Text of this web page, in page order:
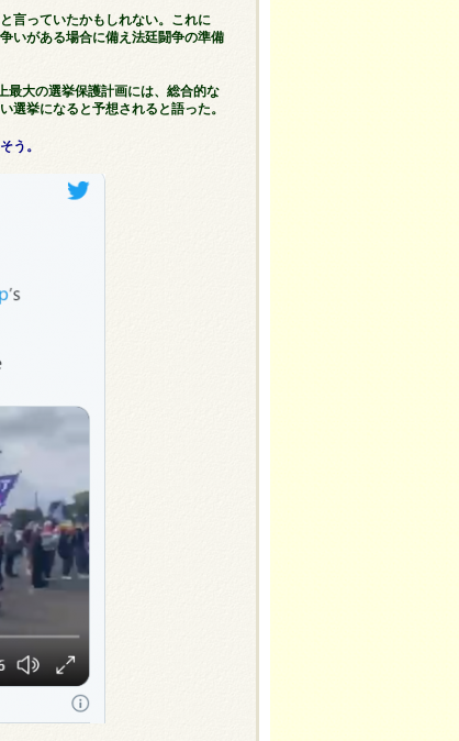
言っていたかもしれない。これに
いがある場合に備え法廷闘争の準備
最大の選挙保護計画には、総合的な
選挙になると予想されると語った。
う。